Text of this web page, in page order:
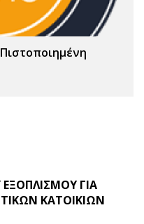
ΓΙΑ
ΚΑΤΟΙΚΙΩΝ